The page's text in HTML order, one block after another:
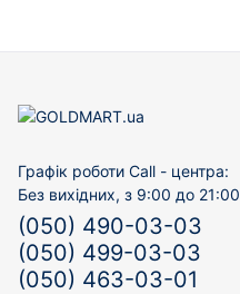
Графік роботи Call - центра:
Без вихідних, з 9:00 до 21:00
(050) 490-03-03
(050) 499-03-03
(050) 463-03-01